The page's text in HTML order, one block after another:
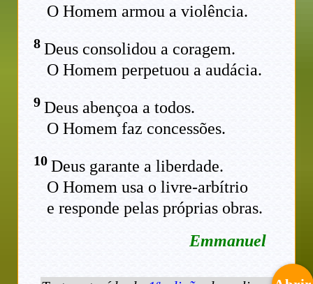
O Homem armou a violência.
8 Deus consolidou a coragem.
O Homem perpetuou a audácia.
9 Deus abençoa a todos.
O Homem faz concessões.
10 Deus garante a liberdade.
O Homem usa o livre-arbítrio
e responde pelas próprias obras.
Emmanuel